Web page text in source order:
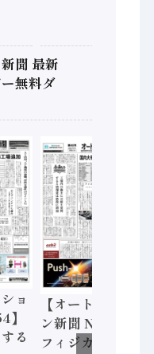
聞 最新
無料ダ
ョ
】
る
【オートメーショ
ン新聞 No.453】
フィジカルAI本格